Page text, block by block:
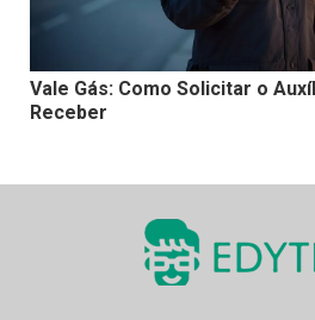
Vale Gás: Como Solicitar o
Receber